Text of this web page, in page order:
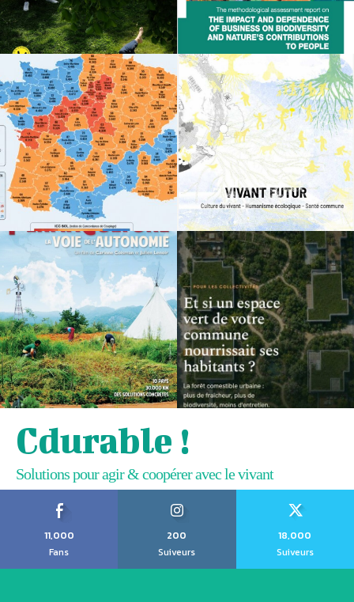
Cdurable !
Solutions pour agir & coopérer avec le vivant
11,000
Fans
200
Suiveurs
18,000
Suiveurs